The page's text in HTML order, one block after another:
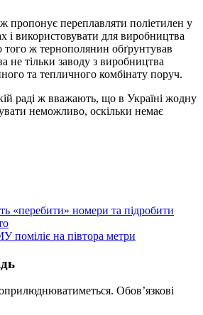
пропонує переплавляти поліетилен у
і використовувати для виробництва
того ж тернополянин обґрунтував
не тільки заводу з виробництва
та тепличного комбінату поруч.
раді ж вважають, що в Україні жодну
неможливо, оскільки немає
«перебити» номери та підробити
поміліє на півтора метри
Обов’язкові